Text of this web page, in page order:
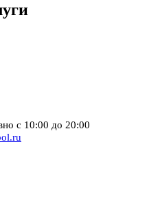
с 10:00 до 20:00